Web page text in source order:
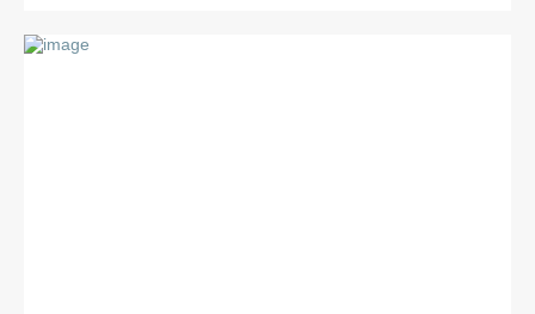
erstmals einen Bewerb mit einer kompletten Runde